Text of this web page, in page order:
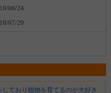
06/24
07/29
しており植物を育てるのが大好き